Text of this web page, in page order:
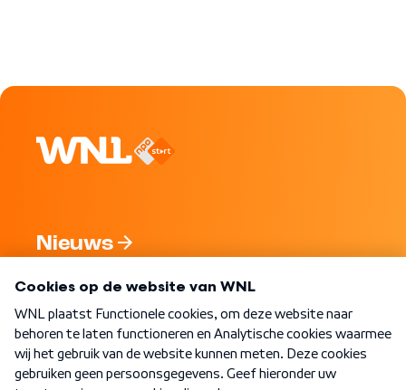
Nieuws
Nieuwsbrief
Word Lid